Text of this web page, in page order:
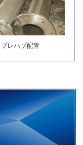
プレハブ配管